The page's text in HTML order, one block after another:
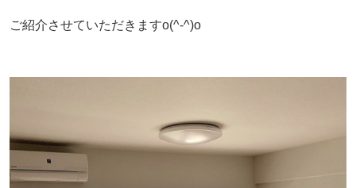
ご紹介させていただきますo(^-^)o